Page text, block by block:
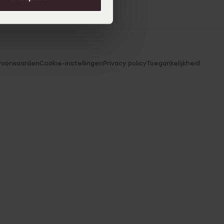
Cookie-instellingen Privacy policyToegankelijkheid